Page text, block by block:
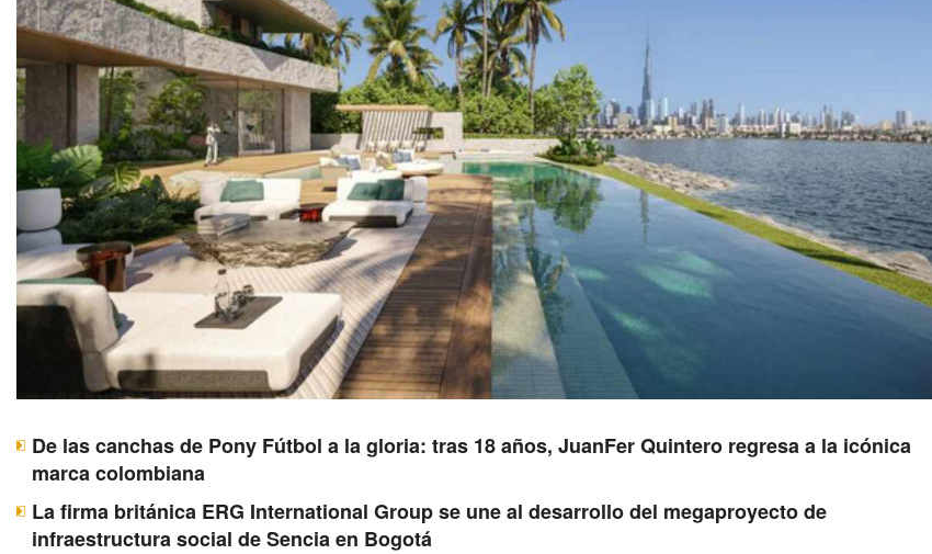
De las canchas de Pony Fútbol a la gloria: tras 18 años, JuanFer Quintero regresa a la icónica
marca colombiana
La firma británica ERG International Group se une al desarrollo del megaproyecto de
infraestructura social de Sencia en Bogotá